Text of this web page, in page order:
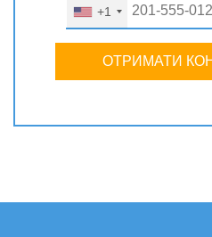
+1
ОТРИМАТИ